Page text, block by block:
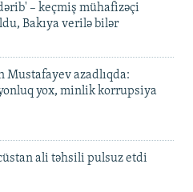
– keçmiş mühafizəçi
Bakıya verilə bilər
Mustafayev azadlıqda:
yox, minlik korrupsiya
ali təhsili pulsuz etdi